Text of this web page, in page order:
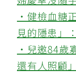
‧健檢血糖
見的隱患」
‧兒邀84歲
還有人照顧